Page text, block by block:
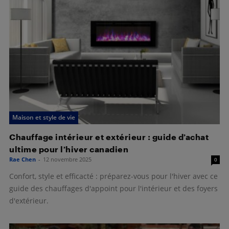
Maison et style de vie
Chauffage intérieur et extérieur : guide d’achat
ultime pour l’hiver canadien
Rae Chen - 12 novembre 2025 0
Confort, style et efficacté : préparez-vous pour l'hiver avec ce
guide des chauffages d'appoint pour l'intérieur et des foyers
d'extérieur.